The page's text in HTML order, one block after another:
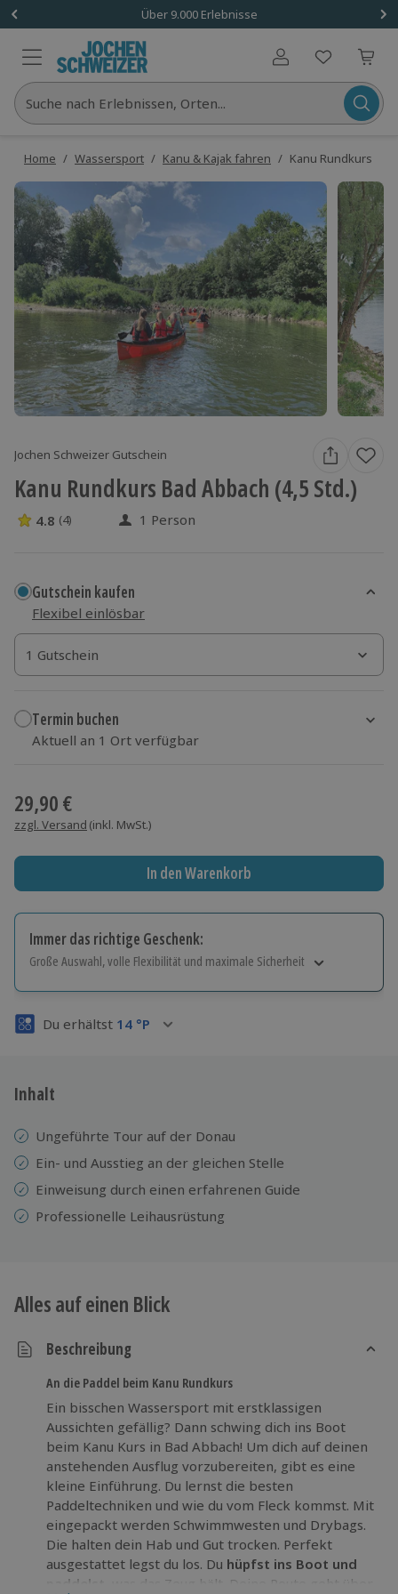
Über 9.000 Erlebnisse
Benutzerkonto
Suche nach Erlebnissen, Orten...
Home / Wassersport / Kanu & Kajak fahren / Kanu Rundkurs Bad
Jochen Schweizer Gutschein
Kanu Rundkurs Bad Abbach (4,5 Std.)
4.8 Sterne von 5 aus 4 Bewertungen
4.8 (4) 1 Person
Gutschein kaufen
Flexibel einlösbar
1 Gutschein
1 Gutschein
1 Gutschein
Termin buchen
Aktuell an 1 Ort verfügbar
29,90 €
zzgl. Versand (inkl. MwSt.)
In den Warenkorb
Immer das richtige Geschenk:
Große Auswahl, volle Flexibilität und maximale Sicherheit
Volle Flexibilität
3 Jahre gültig & verlängerbar.
Du erhältst 14 °P
Inhalt
Ungeführte Tour auf der Donau
Ein- und Ausstieg an der gleichen Stelle
Einweisung durch einen erfahrenen Guide
Professionelle Leihausrüstung
Alles auf einen Blick
Beschreibung
An die Paddel beim Kanu Rundkurs
Ein bisschen Wassersport mit erstklassigen
Aussichten gefällig? Dann schwing dich ins Boot
beim Kanu Kurs in Bad Abbach! Um dich auf deinen
anstehenden Ausflug vorzubereiten, gibt es eine
kleine Einführung. Du lernst die besten
Paddeltechniken und wie du vom Fleck kommst. Mit
eingepackt werden Schwimmwesten und Drybags.
Die halten dein Hab und Gut trocken. Perfekt
ausgestattet legst du los. Du hüpfst ins Boot und
paddelst
, was das Zeug hält. Deine Route geht über